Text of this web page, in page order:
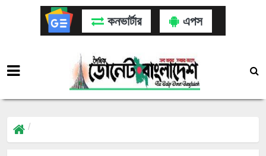
কনভার্টার এপস